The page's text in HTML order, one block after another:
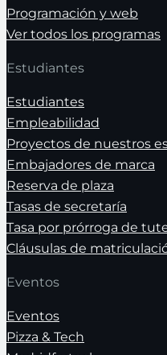
Programación y web
Ver todos los programas
Estudiantes
Estudiantes
Empleabilidad
Proyectos de nuestros
Embajadores de marca
Reserva de plaza
Tasas de secretaría
Tasa por prórroga de
Cláusulas de
Eventos
Eventos
Pizza & Tech